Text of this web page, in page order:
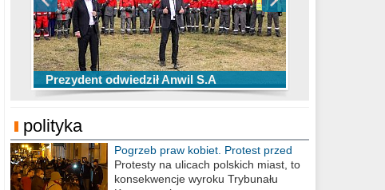
Prezydent odwiedził Anwil S.A
TOP 10 przechwytów Anwilu Włocławek
w EBL w sezonie 2019/2020
TOP 5 rzutów Anwilu Włocławek w BCL
w sezonie 2019/2020
polityka
Pogrzeb praw kobiet. Protest przed
biurem poselskim PiS
Protesty na ulicach polskich miast, to
konsekwencje wyroku Trybunału